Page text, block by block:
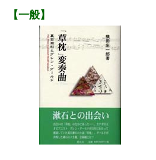
【一般】